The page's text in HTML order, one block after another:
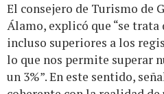
El consejero de Turismo de
Álamo, explicó que “se
incluso superiores a los
lo que nos permite superar
un 3%”. En este sentido,